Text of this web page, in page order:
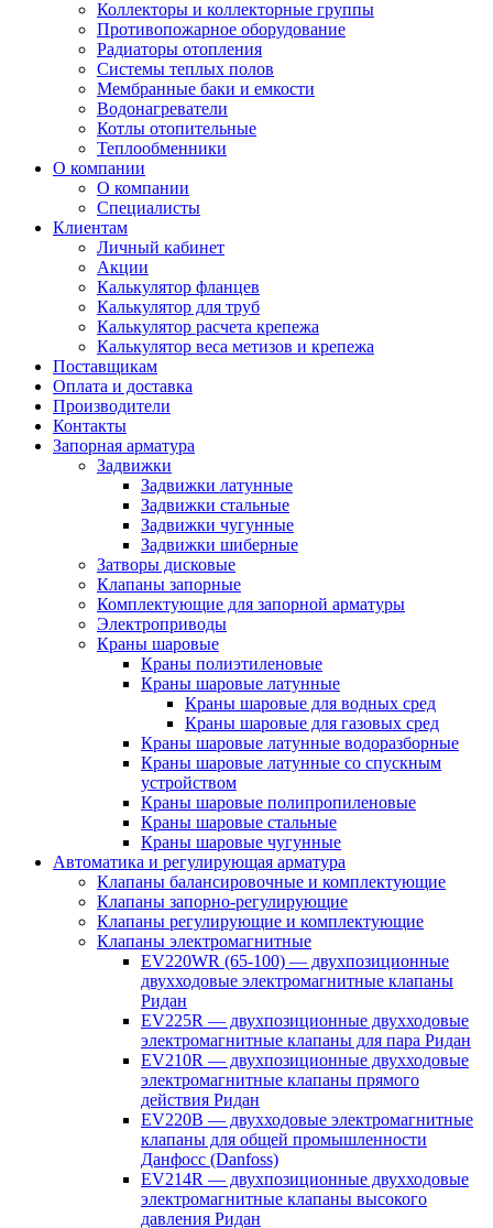
Коллекторы и коллекторные группы
Противопожарное оборудование
Радиаторы отопления
Системы теплых полов
Мембранные баки и емкости
Водонагреватели
Котлы отопительные
Теплообменники
О компании
О компании
Специалисты
Клиентам
Личный кабинет
Акции
Калькулятор фланцев
Калькулятор для труб
Калькулятор расчета крепежа
Калькулятор веса метизов и крепежа
Поставщикам
Оплата и доставка
Производители
Контакты
Запорная арматура
Задвижки
Задвижки латунные
Задвижки стальные
Задвижки чугунные
Задвижки шиберные
Затворы дисковые
Клапаны запорные
Комплектующие для запорной арматуры
Электроприводы
Краны шаровые
Краны полиэтиленовые
Краны шаровые латунные
Краны шаровые для водных сред
Краны шаровые для газовых сред
Краны шаровые латунные водоразборные
Краны шаровые латунные со спускным
устройством
Краны шаровые полипропиленовые
Краны шаровые стальные
Краны шаровые чугунные
Автоматика и регулирующая арматура
Клапаны балансировочные и комплектующие
Клапаны запорно-регулирующие
Клапаны регулирующие и комплектующие
Клапаны электромагнитные
EV220WR (65-100) — двухпозиционные
двухходовые электромагнитные клапаны
Ридан
EV225R — двухпозиционные двухходовые
электромагнитные клапаны для пара Ридан
EV210R — двухпозиционные двухходовые
электромагнитные клапаны прямого
действия Ридан
EV220B — двухходовые электромагнитные
клапаны для общей промышленности
Данфосс (Danfoss)
EV214R — двухпозиционные двухходовые
электромагнитные клапаны высокого
давления Ридан